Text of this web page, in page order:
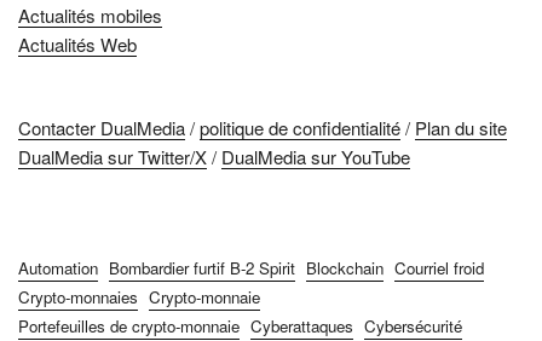
Actualités mobiles
Actualités Web
Contacter DualMedia/politique de confidentialité/ Plan du site
DualMedia sur Twitter/X/ DualMedia sur YouTube
Automation Bombardier furtif B-2 Spirit Blockchain Courriel froid
Crypto-monnaies Crypto-monnaie
Portefeuilles de crypto-monnaie Cyberattaques Cybersécurité